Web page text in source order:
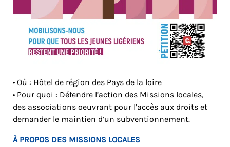
• Où : Hôtel de région des Pays de la loire
• Pour quoi : Défendre l’action des Missions locales,
des associations oeuvrant pour l’accès aux droits et
demander le maintien d’un subventionnement.
À PROPOS DES MISSIONS LOCALES